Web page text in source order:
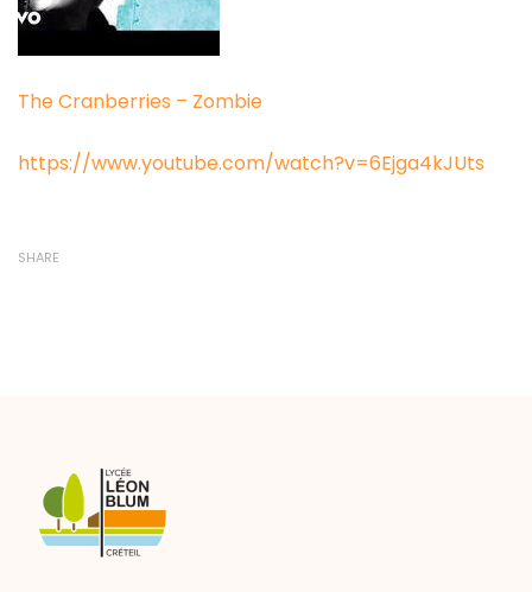
The Cranberries – Zombie
https://www.youtube.com/watch?v=6Ejga4kJUts
SHARE